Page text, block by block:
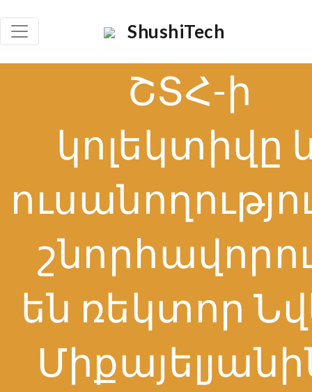
ShushiTech
ՇՏՀ-ի
կոլեկտիվը
են ռեկտոր